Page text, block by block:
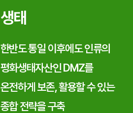
생태
한반도 통일 이후에도 인류의
평화생태자산인 DMZ를
온전하게 보존, 활용할 수 있는
종합 전략을 구축